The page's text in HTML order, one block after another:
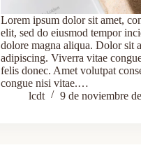
Lorem ipsum dolor sit amet,
elit, sed do eiusmod tempor
dolore magna aliqua. Dolor sit
adipiscing. Viverra vitae
felis donec. Amet volutpat
congue nisi vitae.…
lcdt
9 de noviembre